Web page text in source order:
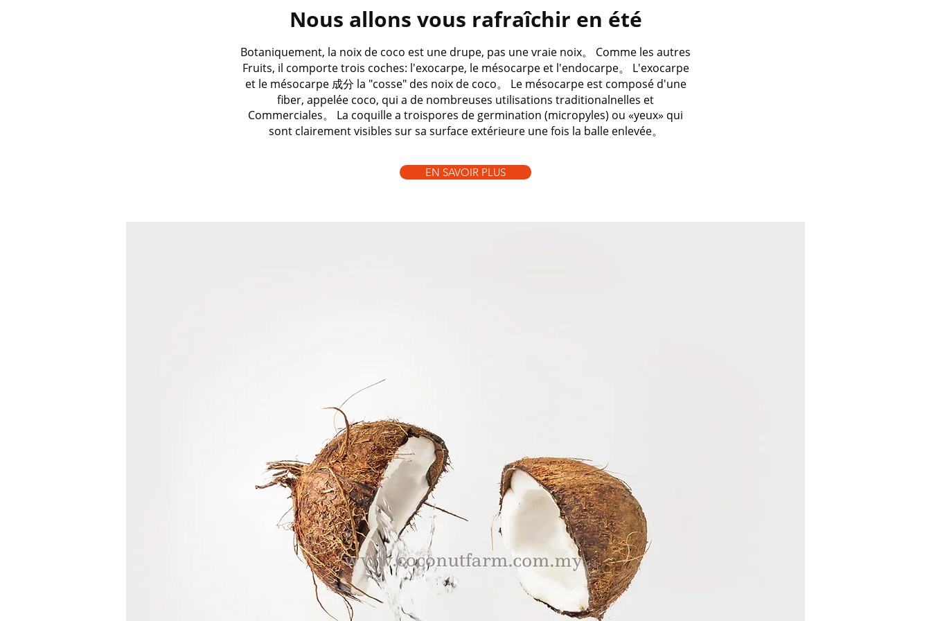
Nous allons vous rafraîchir en été
Botaniquement, la noix de coco est une drupe, pas une vraie noix。 Comme les autres
Fruits, il comporte trois coches: l'exocarpe, le mésocarpe et l'endocarpe。 L'exocarpe
et le mésocarpe 成分 la "cosse" des noix de coco。 Le mésocarpe est composé d'une
fiber, appelée coco, qui a de nombreuses utilisations traditionalnelles et
Commerciales。 La coquille a troispores de germination (micropyles) ou «yeux» qui
sont clairement visibles sur sa surface extérieure une fois la balle enlevée。
EN SAVOIR PLUS